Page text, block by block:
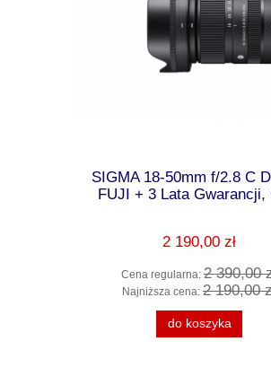
SIGMA 18-50mm f/2.8 C
FUJI + 3 Lata Gwarancji,
2 190,00 zł
Cena regularna: 2 390,00
Najniższa cena: 2 190,00
do koszyka